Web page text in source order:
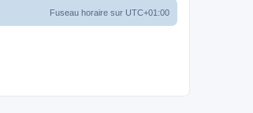
Fuseau horaire sur UTC+01:00